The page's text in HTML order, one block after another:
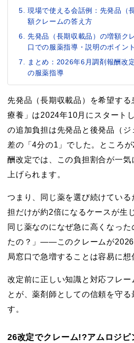
現場で使える会話例：先発品（
額クレームの答え方
先発品（長期収載品）の増額ク
口での服薬指導・説明のポイン
まとめ：2026年6月調剤報酬改
の服薬指導
先発品（長期収載品）を希望す
療養」は2024年10月にスタート
の追加負担は先発品と後発品（ジ
差の「4分の1」でした。ところ
酬改定では、この負担割合が一気
上げられます。
つまり、同じ薬を選び続けている
担だけが約2倍になるケースが生
同じ薬なのになぜ急に高くなった
たの？」——このクレームが
局窓口で急増することは容易に想
改定前に正しい知識と対応フレー
とが、薬剤師としての信頼を守る
す。
26改定でクレーム!?アムロジピ